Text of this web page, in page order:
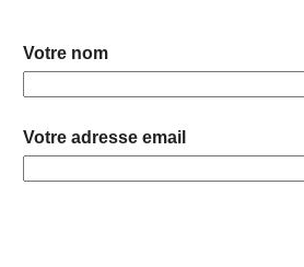
Votre nom
Votre adresse email